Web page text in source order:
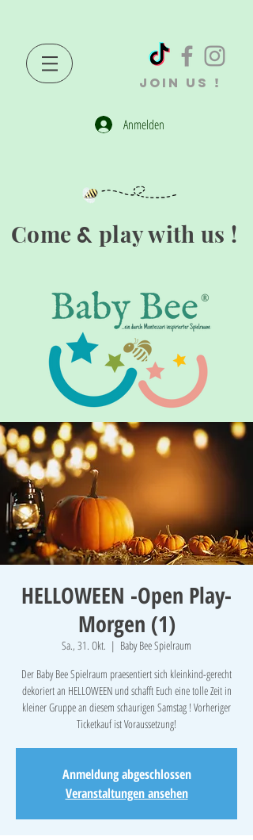
JOIN US !
Anmelden
Come & play with us !
®
HELLOWEEN -Open Play-
Morgen (1)
Sa., 31. Okt.
  |
Baby Bee Spielraum
Der Baby Bee Spielraum praesentiert sich kleinkind-gerecht
dekoriert an HELLOWEEN und schafft Euch eine tolle Zeit in
kleiner Gruppe an diesem schaurigen Samstag ! Vorheriger
Ticketkauf ist Voraussetzung!
Anmeldung abgeschlossen
Veranstaltungen ansehen